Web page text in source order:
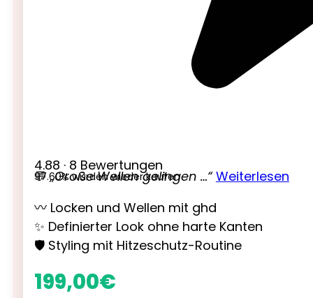
4.88 · 8 Bewertungen
97.60% würden wieder kaufen
💬 „Große Wellen gelingen …“ Weiterlesen
〰️ Locken und Wellen mit ghd
✨ Definierter Look ohne harte Kanten
🛡️ Styling mit Hitzeschutz-Routine
199,00€